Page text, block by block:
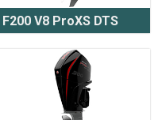
F200 V8 ProXS DTS